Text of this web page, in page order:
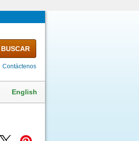
BUSCAR
Contáctenos
English